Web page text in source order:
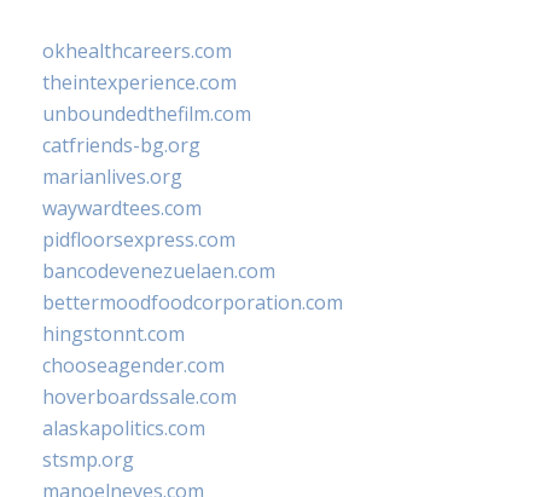
okhealthcareers.com
theintexperience.com
unboundedthefilm.com
catfriends-bg.org
marianlives.org
waywardtees.com
pidfloorsexpress.com
bancodevenezuelaen.com
bettermoodfoodcorporation.com
hingstonnt.com
chooseagender.com
hoverboardssale.com
alaskapolitics.com
stsmp.org
manoelneves.com